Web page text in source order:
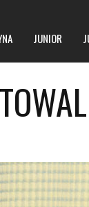
JUNIOR